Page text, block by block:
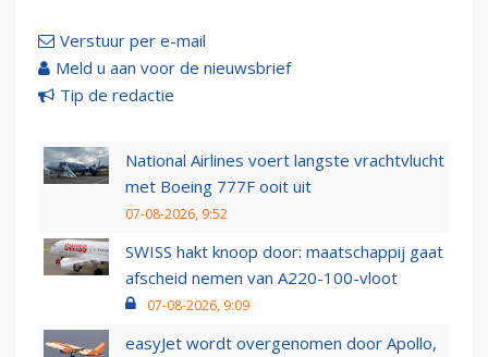
Verstuur per e-mail
Meld u aan voor de nieuwsbrief
Tip de redactie
National Airlines voert langste vrachtvlucht
met Boeing 777F ooit uit
07-08-2026, 9:52
SWISS hakt knoop door: maatschappij gaat
afscheid nemen van A220-100-vloot
07-08-2026, 9:09
easyJet wordt overgenomen door Apollo,